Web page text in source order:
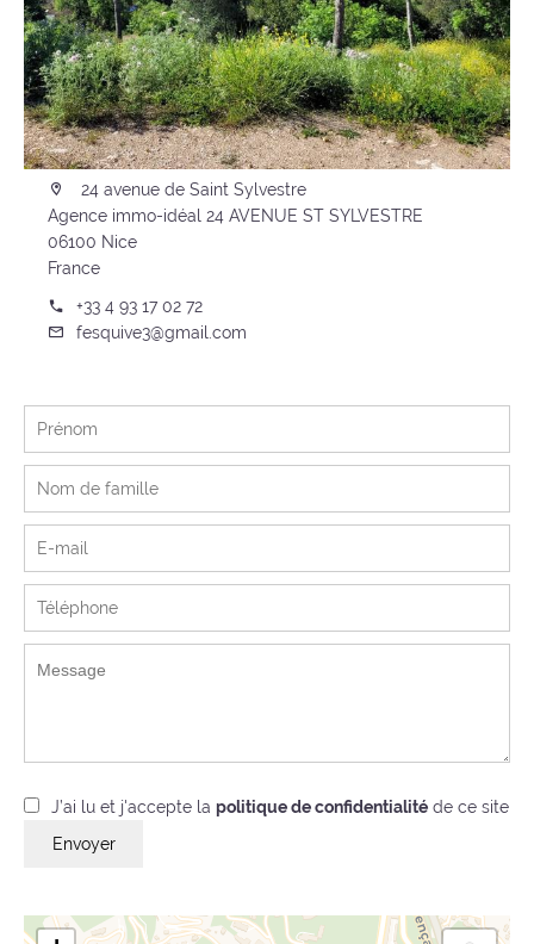
24 avenue de Saint Sylvestre
Agence immo-idéal 24 AVENUE ST SYLVESTRE
06100 Nice
France
+33 4 93 17 02 72
fesquive3@gmail.com
J’ai lu et j'accepte la politique de confidentialité de ce site
Envoyer